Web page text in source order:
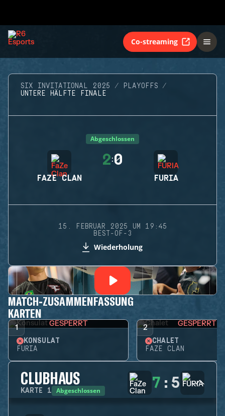
Co-streaming
SIX INVITATIONAL 2025
PLAYOFFS
UNTERE HÄLFTE FINALE
Abgeschlossen
FAZE CLAN
2:0
FURIA
15. FEBRUAR 2025 UM 19:45
BEST-OF-3
Wiederholung
MATCH-ZUSAMMENFASSUNG
KARTEN
1 GESPERRT
KONSULAT
FURIA
2 GESPERRT
CHALET
FAZE CLAN
CLUBHAUS
KARTE 1 Abgeschlossen 7 : 5